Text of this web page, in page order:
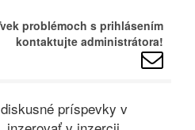
problémoch s prihlásením
kontaktujte administrátora!
príspevky v